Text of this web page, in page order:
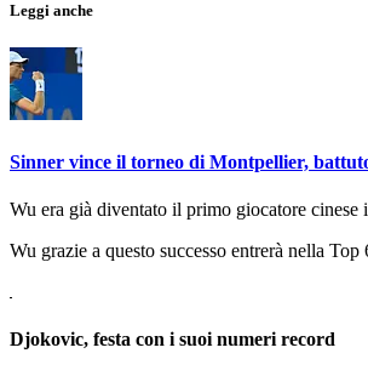
Leggi anche
Sinner vince il torneo di Montpellier,
Wu era già diventato il primo giocatore
Wu grazie a questo successo entrerà nella
Djokovic, festa con i suoi numeri record